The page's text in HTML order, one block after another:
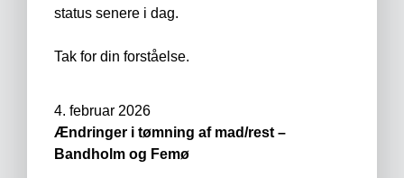
status senere i dag.
Tak for din forståelse.
4. februar 2026
Ændringer i tømning af mad/rest –
Bandholm og Femø